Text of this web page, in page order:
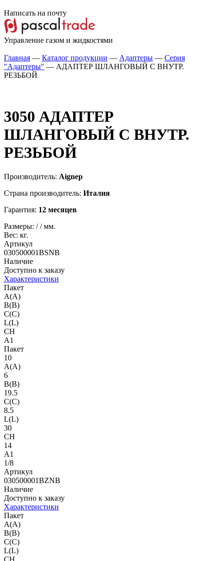
Написать на почту
Управление газом и жидкостями
Главная — Каталог продукции — Адаптеры — Серия
"Адаптеры" — АДАПТЕР ШЛАНГОВЫЙ С ВНУТР.
РЕЗЬБОЙ
3050 АДАПТЕР
ШЛАНГОВЫЙ С ВНУТР.
РЕЗЬБОЙ
Производитель: Aignep
Страна производитель: Италия
Гарантия: 12 месяцев
Размеры: //мм.
Вес: кг.
Артикул
030500001BSNB
Наличие
Доступно к заказу
Характеристики
Пакет
A(A)
B(B)
C(C)
L(L)
CH
A1
Пакет
10
A(A)
6
B(B)
19.5
C(C)
8.5
L(L)
30
CH
14
A1
1/8
Артикул
030500001BZNB
Наличие
Доступно к заказу
Характеристики
Пакет
A(A)
B(B)
C(C)
L(L)
CH